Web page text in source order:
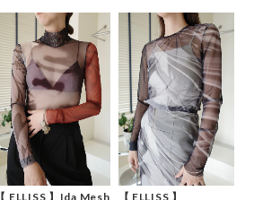
【 ELLISS 】Ida Mesh
【 ELLISS 】